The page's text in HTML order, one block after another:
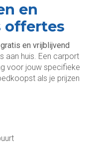
en
offertes
gratis en vrijblijvend
aan huis. Een carport
voor jouw specifieke
als je prijzen